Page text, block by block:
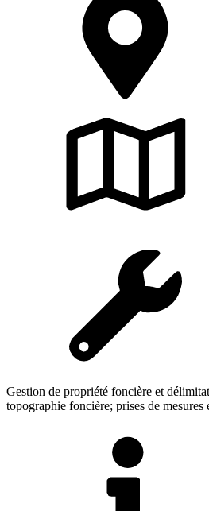
Gestion de propriété foncière et
topographie foncière; prises de mesures